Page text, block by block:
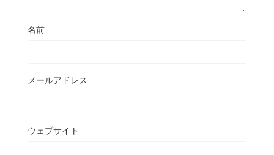
名前
メールアドレス
ウェブサイト